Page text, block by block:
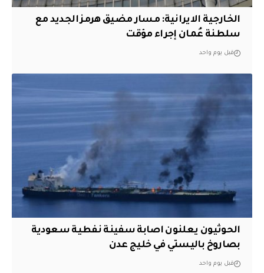
الخارجية الايرانية: مسار مضيق هرمز الجديد مع
سلطنة عُمان إجراء مؤقت
قبل يوم واحد
الحوثيون يعلنون اصابة سفينة نفطية سعودية
بصاروخ باليستي في خليج عدن
قبل يوم واحد